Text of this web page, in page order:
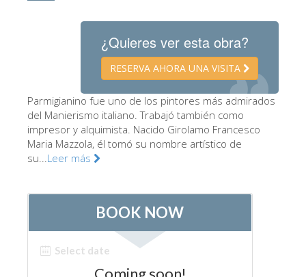
Otros Museos
Museo del Bargello
Galería de la Academia
Galería Palatina
Capillas de los Medici
Museo de San Marcos
El Taller de las Piedras Duras
Museo Galileo
Jardín de Boboli
¿Quieres ver esta obra?
RESERVA AHORA UNA VISITA
Parmigianino fue uno de los pintores más admirados
del Manierismo italiano. Trabajó también como
impresor y alquimista. Nacido Girolamo Francesco
Maria Mazzola, él tomó su nombre artístico de
su...Leer más